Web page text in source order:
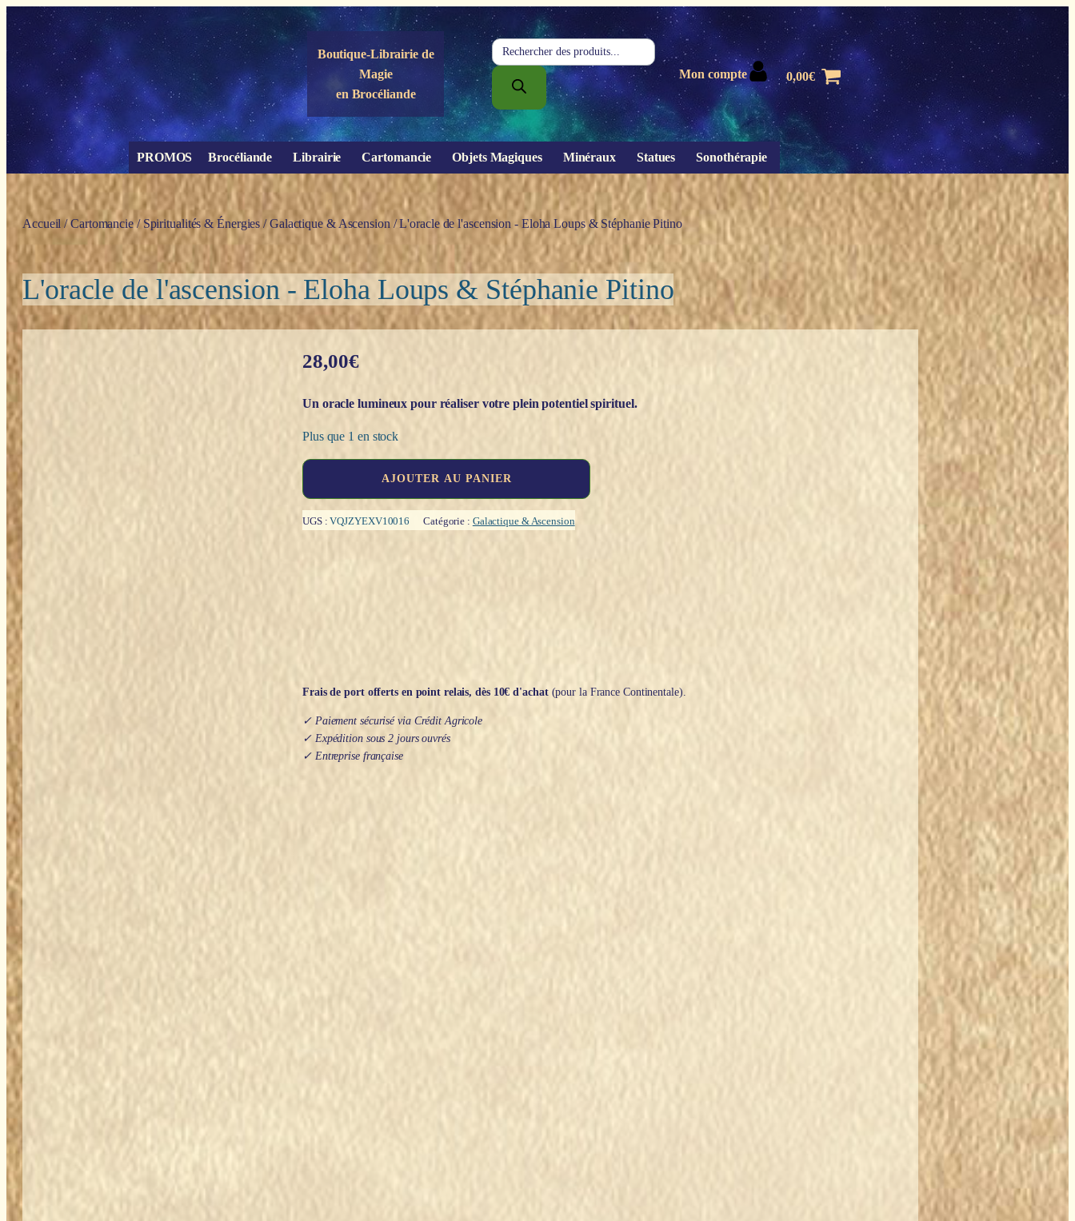
Panneau de gestion des cookies
Boutique-Librairie de
Magie
en Brocéliande
Recherche
de
produits
Mon compte 0,00€
PROMOS Brocéliande Librairie Cartomancie Objets Magiques Minéraux Statues Sonothérapie
Accueil /Cartomancie/Spiritualités & Énergies /Galactique & Ascension / L'oracle de l'ascension - Eloha Loups & Stéphanie Pitino
L'oracle de l'ascension - Eloha Loups & Stéphanie Pitino
28,00€
Un oracle lumineux pour réaliser votre plein potentiel spirituel.
Plus que 1 en stock
de
l'ascension
AJOUTER AU PANIER
UGS :VQJZYEXV10016 Catégorie : Galactique & Ascension
Frais de port offerts en point relais, dès 10€ d'achat(pour la France Continentale).
✓ Paiement sécurisé via Crédit Agricole
✓ Expédition sous 2 jours ouvrés
✓ Entreprise française